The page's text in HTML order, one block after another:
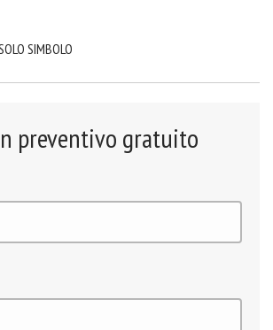
SIMBOLO
preventivo gratuito